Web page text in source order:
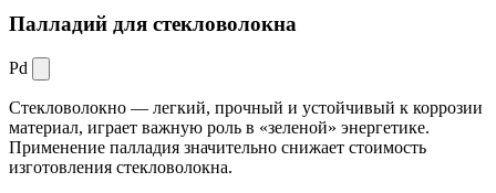
Палладий для стекловолокна
Pd
Стекловолокно — легкий, прочный и устойчивый к коррозии
материал, играет важную роль в «зеленой» энергетике.
Применение палладия значительно снижает стоимость
изготовления стекловолокна.